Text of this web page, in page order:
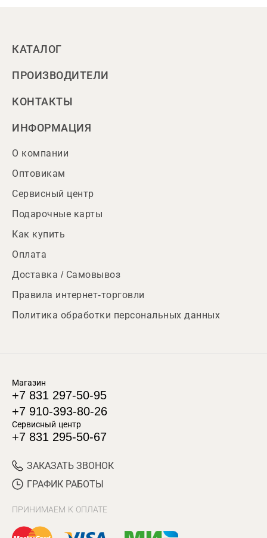
КАТАЛОГ
ПРОИЗВОДИТЕЛИ
КОНТАКТЫ
ИНФОРМАЦИЯ
О компании
Оптовикам
Сервисный центр
Подарочные карты
Как купить
Оплата
Доставка / Самовывоз
Правила интернет-торговли
Политика обработки персональных данных
Магазин
+7 831 297-50-95
+7 910-393-80-26
Сервисный центр
+7 831 295-50-67
ЗАКАЗАТЬ ЗВОНОК
ГРАФИК РАБОТЫ
ПРИНИМАЕМ К ОПЛАТЕ